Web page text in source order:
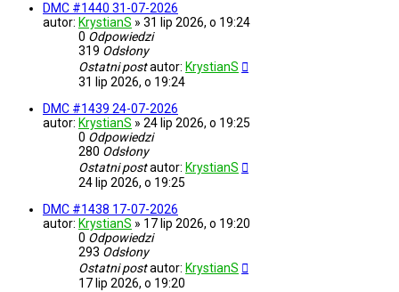
DMC #1440 31-07-2026
autor: KrystianS » 31 lip 2026, o 19:24
0 Odpowiedzi
319 Odsłony
Ostatni postautor: KrystianS
31 lip 2026, o 19:24
DMC #1439 24-07-2026
autor: KrystianS » 24 lip 2026, o 19:25
0 Odpowiedzi
280 Odsłony
Ostatni postautor: KrystianS
24 lip 2026, o 19:25
DMC #1438 17-07-2026
autor: KrystianS » 17 lip 2026, o 19:20
0 Odpowiedzi
293 Odsłony
Ostatni postautor: KrystianS
17 lip 2026, o 19:20